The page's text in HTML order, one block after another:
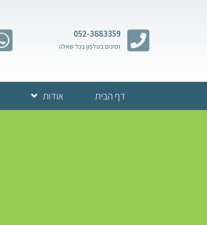
052-3883359
זמינים בטלפון בכל שאלה
דף הבית אודות